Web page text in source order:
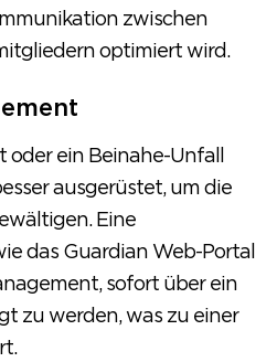
zwischen
optimiert wird.
ein Beinahe-Unfall
ausgerüstet, um die
Eine
das Guardian Web-Portal
sofort über ein
zu werden, was zu einer